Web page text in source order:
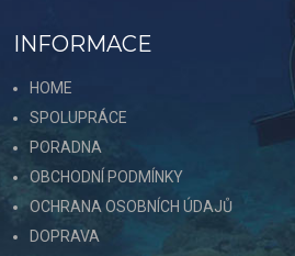
INFORMACE
HOME
SPOLUPRÁCE
PORADNA
OBCHODNÍ PODMÍNKY
OCHRANA OSOBNÍCH ÚDAJŮ
DOPRAVA